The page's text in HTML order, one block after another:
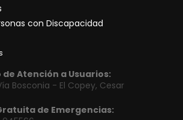
con Discapacidad
Atención a Usuarios:
Bosconia - El Copey, Cesar
de Emergencias: